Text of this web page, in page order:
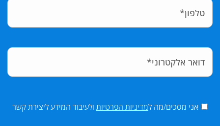
אני מסכים/מה למדיניות הפרטיות ולעיבוד המידע ליצירת קשר